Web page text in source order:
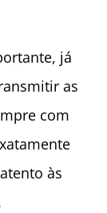
já
as
com
às